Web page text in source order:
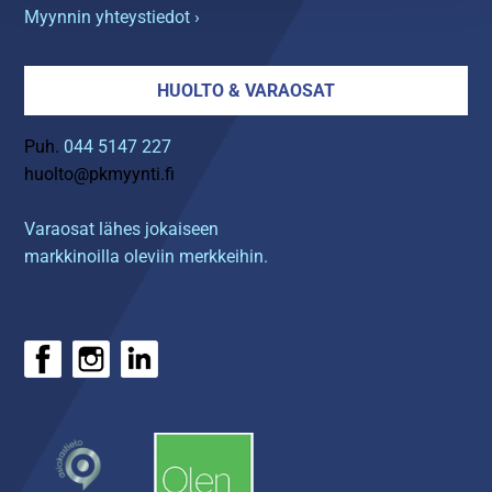
Myynnin yhteystiedot ›
HUOLTO & VARAOSAT
Puh. 044 5147 227
huolto@pkmyynti.fi
Varaosat lähes jokaiseen
markkinoilla oleviin merkkeihin.